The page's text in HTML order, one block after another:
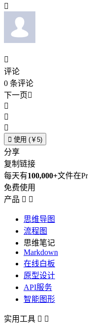


评论
0 条评论
下一页



 使用 (￥5)
分享
复制链接
每天有100,000+文件在
免费使用
产品  
思维导图
流程图
思维笔记
Markdown
在线白板
原型设计
API服务
智能图形
实用工具  